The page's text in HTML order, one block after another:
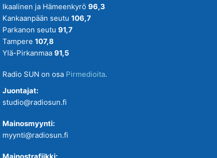
Ikaalinen ja Hämeenkyrö 96,3
Kankaanpään seutu 106,7
Parkanon seutu 91,7
Tampere 107,8
Ylä-Pirkanmaa 91,5
Radio SUN on osa Pirmedioita.
Juontajat:
studio@radiosun.fi
Mainosmyynti:
myynti@radiosun.fi